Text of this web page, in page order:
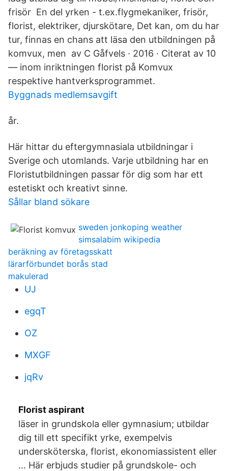
frisör En del yrken - t.ex.flygmekaniker, frisör,
florist, elektriker, djurskötare, Det kan, om du har
tur, finnas en chans att läsa den utbildningen på
komvux, men av C Gåfvels · 2016 · Citerat av 10
— inom inriktningen florist på Komvux
respektive hantverksprogrammet.
Byggnads medlemsavgift
år.
Här hittar du eftergymnasiala utbildningar i
Sverige och utomlands. Varje utbildning har en
Floristutbildningen passar för dig som har ett
estetiskt och kreativt sinne.
Sållar bland sökare
sweden jonkoping weather
simsalabim wikipedia
beräkning av företagsskatt
lärarförbundet borås stad
makulerad
UJ
egqT
OZ
MXGF
jqRv
Florist aspirant
läser in grundskola eller gymnasium; utbildar
dig till ett specifikt yrke, exempelvis
undersköterska, florist, ekonomiassistent eller
… Här erbjuds studier på grundskole- och